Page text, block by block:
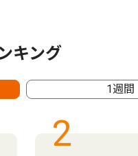
キング
1週間
2